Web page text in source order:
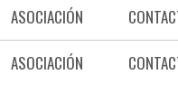
ASOCIACIÓN
ASOCIACIÓN